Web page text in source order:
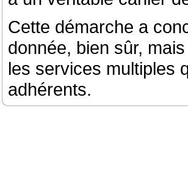
Cette démarche a
donnée, bien sûr,
les services multiples
adhérents.